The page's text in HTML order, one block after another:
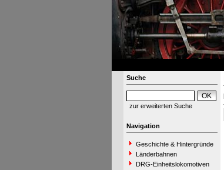
Suche
zur erweiterten Suche
Navigation
Geschichte & Hintergründe
Länderbahnen
DRG-Einheitslokomotiven